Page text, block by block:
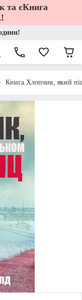
та єКнига
Книга Хлопчик, який